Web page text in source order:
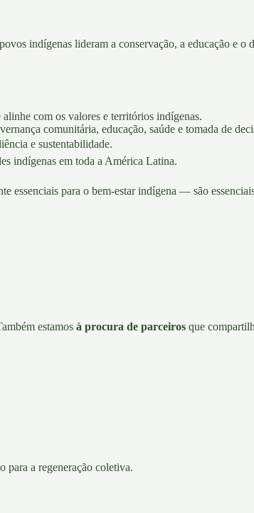
indígenas lideram a conservação, a educação e
com os valores e territórios indígenas.
comunitária, educação, saúde e tomada de
e sustentabilidade.
indígenas em toda a América Latina.
essenciais para o bem-estar indígena — são
estamos à procura de parceiros que
para a regeneração coletiva.